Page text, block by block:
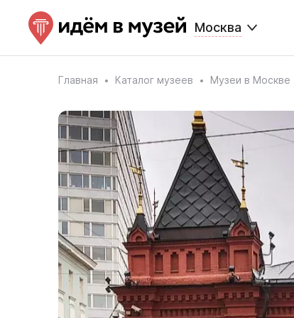
Москва
Главная Каталог музеев Музеи в Москве